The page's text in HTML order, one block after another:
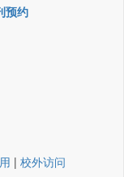
预约
| 校外访问